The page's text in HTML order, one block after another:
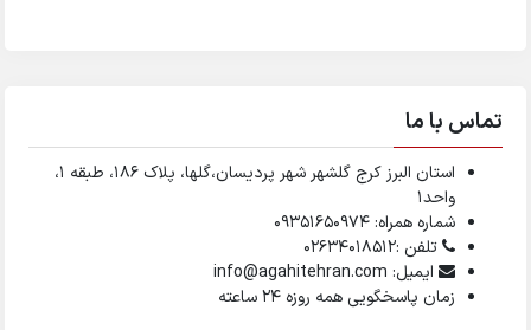
تماس با ما
استان البرز کرج گلشهر شهر پردیسان،گلها، پلاک ۱۸۶، طبقه ۱،
واحد1
شماره همراه: 09351650974
تلفن :02634018512
ایمیل: info@agahitehran.com
زمان پاسخگویی همه روزه 24 ساعته